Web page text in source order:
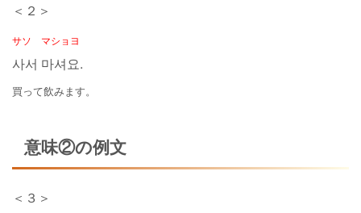
＜２＞
サソ マショヨ
사서 마셔요.
買って飲みます。
意味②の例文
＜３＞